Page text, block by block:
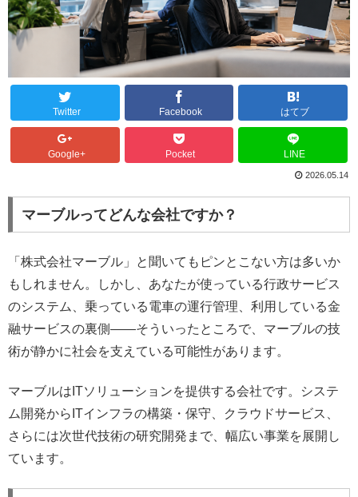
Twitter Facebook はてブ
Google+ Pocket LINE
2026.05.14
マーブルってどんな会社ですか？
「株式会社マーブル」と聞いてもピンとこない方は多いか
もしれません。しかし、あなたが使っている行政サービス
のシステム、乗っている電車の運行管理、利用している金
融サービスの裏側——そういったところで、マーブルの技
術が静かに社会を支えている可能性があります。
マーブルはITソリューションを提供する会社です。システ
ム開発からITインフラの構築・保守、クラウドサービス、
さらには次世代技術の研究開発まで、幅広い事業を展開し
ています。